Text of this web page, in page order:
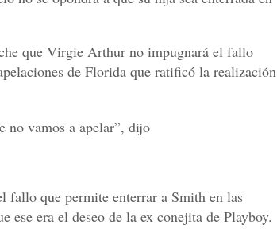
que Virgie Arthur no impugnará el fallo
de Florida que ratificó la realización
no vamos a apelar”, dijo
fallo que permite enterrar a Smith en las
ese era el deseo de la ex conejita de Playboy.